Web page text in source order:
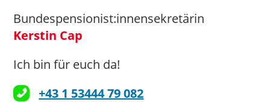
Bundespensionist:innensekretärin
Kerstin Cap
Ich bin für euch da!
+43 1 53444 79 082